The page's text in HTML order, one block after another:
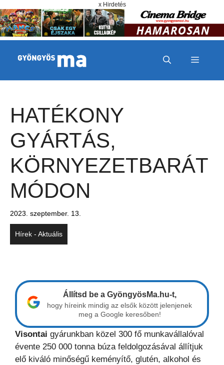
x Hirdetés
MENÜ
HATÉKONY
GYÁRTÁS,
KÖRNYEZETBARÁT
MÓDON
2023. szeptember. 13.
Hírek - Aktuális
Állítsd be a GyöngyösMa.hu-t,
hogy híreink mindig az elsők között jelenjenek
meg a Google keresőben!
Visontai gyárunkban közel 300 fő munkavállalóval
évente 250 000 tonna búza feldolgozásával állítjuk
elő kiváló minőségű keményítő, glutén, alkohol és